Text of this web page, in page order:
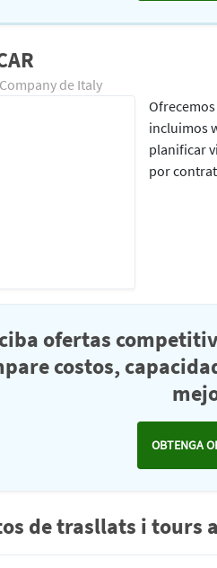
de Italy
incluimos
planificar
por
ofertas
costos,
OBTENGA
de trasllats i tours